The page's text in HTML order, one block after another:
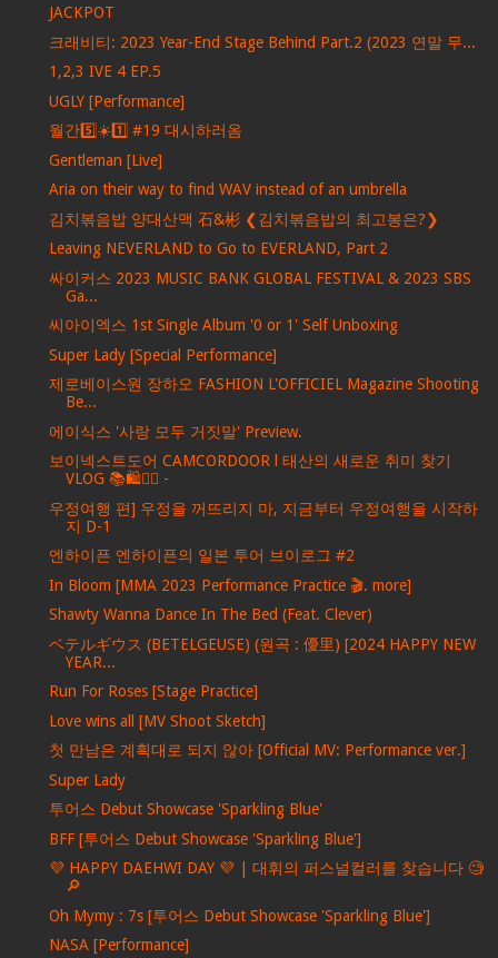
JACKPOT
크래비티: 2023 Year-End Stage Behind Part.2 (2023 연말 무...
1,2,3 IVE 4 EP.5
UGLY [Performance]
월간5️⃣☀️1️⃣ #19 대시하러옴
Gentleman [Live]
Aria on their way to find WAV instead of an umbrella
김치볶음밥 양대산맥 石&彬 ❮김치볶음밥의 최고봉은?❯
Leaving NEVERLAND to Go to EVERLAND, Part 2
싸이커스 2023 MUSIC BANK GLOBAL FESTIVAL & 2023 SBS
Ga...
씨아이엑스 1st Single Album '0 or 1' Self Unboxing
Super Lady [Special Performance]
제로베이스원 장하오 FASHION L'OFFICIEL Magazine Shooting
Be...
에이식스 '사랑 모두 거짓말' Preview.
보이넥스트도어 CAMCORDOOR l 태산의 새로운 취미 찾기
VLOG 📚🛍️🏄‍♂️ -
우정여행 편] 우정을 꺼뜨리지 마, 지금부터 우정여행을 시작하
지 D-1
엔하이픈 엔하이픈의 일본 투어 브이로그 #2
In Bloom [MMA 2023 Performance Practice 🎬. more]
Shawty Wanna Dance In The Bed (Feat. Clever)
ベテルギウス (BETELGEUSE) (원곡 : 優里) [2024 HAPPY NEW
YEAR...
Run For Roses [Stage Practice]
Love wins all [MV Shoot Sketch]
첫 만남은 계획대로 되지 않아 [Official MV: Performance ver.]
Super Lady
투어스 Debut Showcase 'Sparkling Blue'
BFF [투어스 Debut Showcase 'Sparkling Blue']
💜 HAPPY DAEHWI DAY 💜 | 대휘의 퍼스널컬러를 찾습니다 🧐
🔎
Oh Mymy : 7s [투어스 Debut Showcase 'Sparkling Blue']
NASA [Performance]